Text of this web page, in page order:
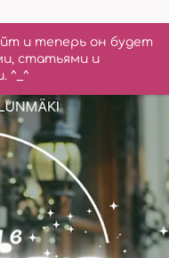
и теперь он будет
статьями и
^_^